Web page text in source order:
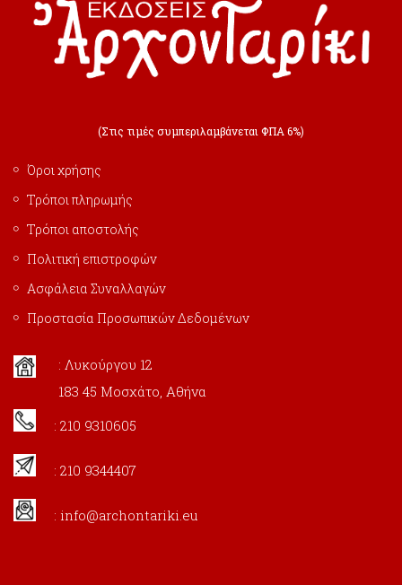
(Στις τιμές συμπεριλαμβάνεται ΦΠΑ 6%)
Όροι χρήσης
Τρόποι πληρωμής
Τρόποι αποστολής
Πολιτική επιστροφών
Ασφάλεια Συναλλαγών
Προστασία Προσωπικών Δεδομένων
: Λυκούργου 12
183 45 Μοσχάτο, Αθήνα
: 210 9310605
: 210 9344407
: info@archontariki.eu